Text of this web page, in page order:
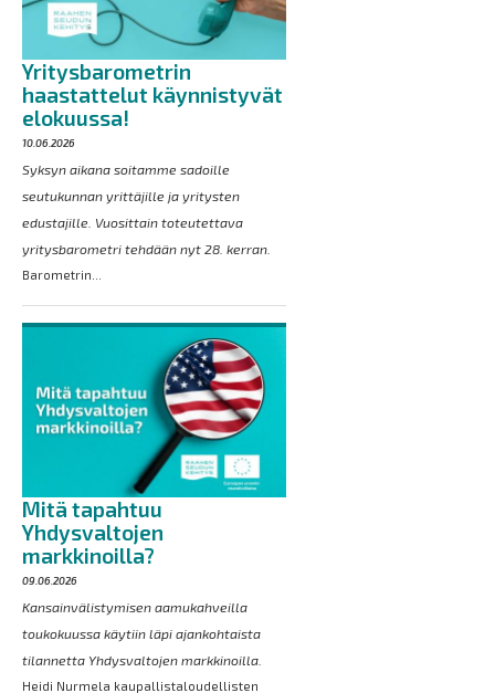
Yritysbarometrin
haastattelut käynnistyvät
elokuussa!
10.06.2026
Syksyn aikana soitamme sadoille
seutukunnan yrittäjille ja yritysten
edustajille. Vuosittain toteutettava
yritysbarometri tehdään nyt 28. kerran.
Barometrin...
Mitä tapahtuu
Yhdysvaltojen
markkinoilla?
09.06.2026
Kansainvälistymisen aamukahveilla
toukokuussa käytiin läpi ajankohtaista
tilannetta Yhdysvaltojen markkinoilla.
Heidi Nurmela kaupallistaloudellisten